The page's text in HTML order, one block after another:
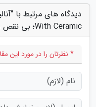
With Ceramic؛ بی نقص و کاربردی"
* نظرتان را در مورد این